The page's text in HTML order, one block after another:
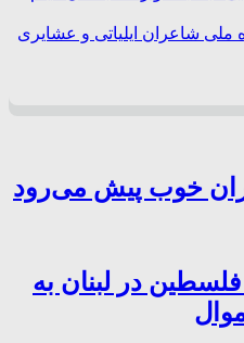
شاعران ایلیاتی و عشایری
خوب پیش می‌رود
در لبنان به